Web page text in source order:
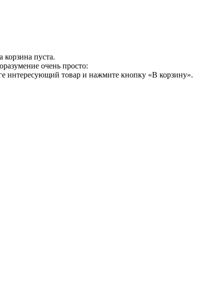
пуста.
очень просто:
интересующий товар и нажмите кнопку «В корзину».